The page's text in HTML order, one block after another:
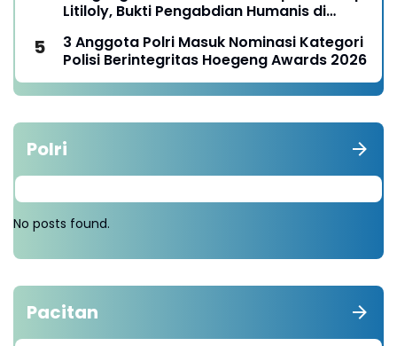
Litiloly, Bukti Pengabdian Humanis di
3 Anggota Polri Masuk Nominasi Kategori
Polisi Berintegritas Hoegeng Awards 2026
Polri
No posts found.
Pacitan